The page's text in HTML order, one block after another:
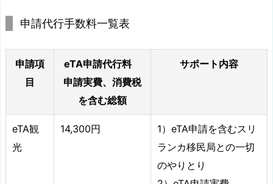
申請代行手数料一覧表
申請項
目
eTA申請代行料
申請実費、消費税
を含む総額
サポート内容
eTA観
光
14,300円
1）eTA申請を含むスリ
ランカ移民局との一切
のやりとり